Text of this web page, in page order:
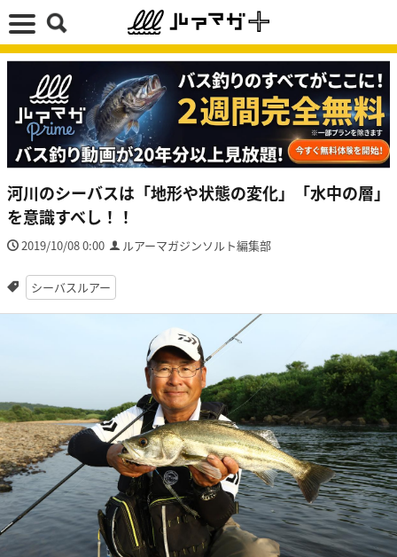
河川のシーバスは「地形や状態の変化」「水中の層」
を意識すべし！！
2019/10/08 0:00 ルアーマガジンソルト編集部
シーバスルアー